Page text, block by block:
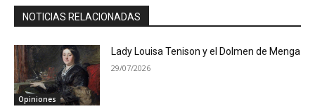
NOTICIAS RELACIONADAS
Opiniones
Lady Louisa Tenison y el Dolmen de Menga
29/07/2026